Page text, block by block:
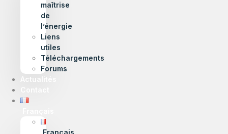
maîtrise
de
l’énergie
Liens
utiles
Téléchargements
Forums
Actualités
Français